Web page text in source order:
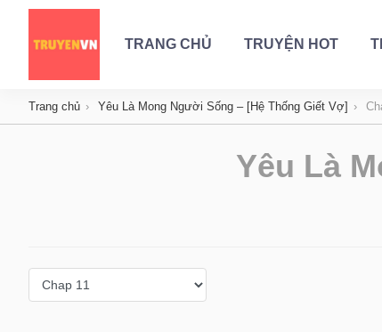
TRANG CHỦ TRUYỆN HOT
Trang chủ Yêu Là Mong Người Sống – [Hệ Thống Giết Vợ]
Yêu Là